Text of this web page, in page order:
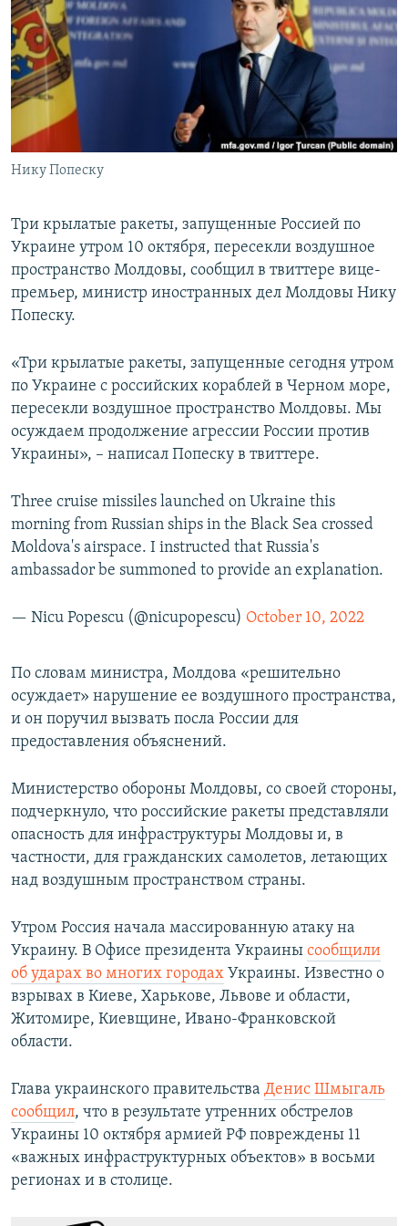
ПОБЕДИТЕЛЕЙ НЕ СУДЯТ?
КРЫМ.НЕПОКОРЕННЫЙ
ELIFBE
УКРАИНСКАЯ ПРОБЛЕМА КРЫМА
ПРИСОЕДИНЯЙТЕСЬ!
Все сайты RFE/RL
Нику Попеску
Три крылатые ракеты, запущенные Россией по
Украине утром 10 октября, пересекли воздушное
пространство Молдовы, сообщил в твиттере вице-
премьер, министр иностранных дел Молдовы Нику
Попеску.
«Три крылатые ракеты, запущенные сегодня утром
по Украине с российских кораблей в Черном море,
пересекли воздушное пространство Молдовы. Мы
осуждаем продолжение агрессии России против
Украины», – написал Попеску в твиттере.
Three cruise missiles launched on Ukraine this
morning from Russian ships in the Black Sea crossed
Moldova's airspace. I instructed that Russia's
ambassador be summoned to provide an explanation.
— Nicu Popescu (@nicupopescu) October 10, 2022
По словам министра, Молдова «решительно
осуждает» нарушение ее воздушного пространства,
и он поручил вызвать посла России для
предоставления объяснений.
Министерство обороны Молдовы, со своей стороны,
подчеркнуло, что российские ракеты представляли
опасность для инфраструктуры Молдовы и, в
частности, для гражданских самолетов, летающих
над воздушным пространством страны.
Утром Россия начала массированную атаку на
Украину. В Офисе президента Украины сообщили
об ударах во многих городах Украины. Известно о
взрывах в Киеве, Харькове, Львове и области,
Житомире, Киевщине, Ивано-Франковской
области.
Глава украинского правительства Денис Шмыгаль
сообщил, что в результате утренних обстрелов
Украины 10 октября армией РФ повреждены 11
«важных инфраструктурных объектов» в восьми
регионах и в столице.